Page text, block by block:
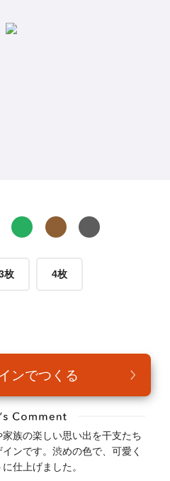
枚 4枚
族の楽しい思い出を干支たち
ンです。渋めの色で、可愛く
仕上げました。